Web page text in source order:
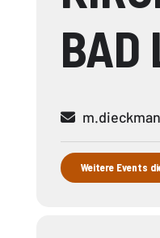
BAD
Weitere Events